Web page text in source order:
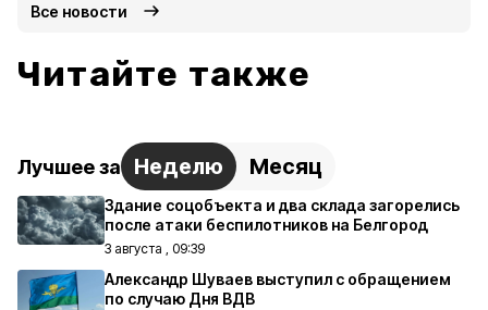
Все новости
Читайте также
Лучшее за Неделю Месяц
Здание соцобъекта и два склада загорелись
после атаки беспилотников на Белгород
3 августа , 09:39
Александр Шуваев выступил с обращением
по случаю Дня ВДВ